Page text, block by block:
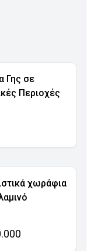
Γης σε
Περιοχές
χωράφια